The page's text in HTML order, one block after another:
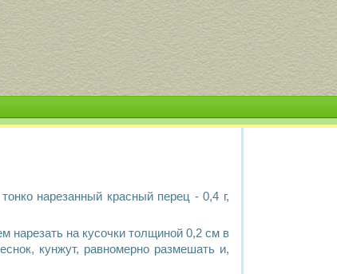
нарезанный красный перец - 0,4 г,
нарезать на кусочки толщиной 0,2 см в
кунжут, равномерно размешать и,